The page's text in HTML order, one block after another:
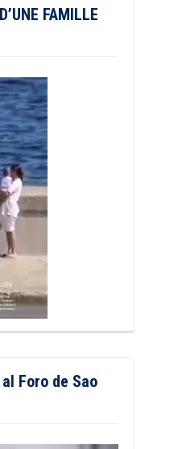
FAMILLE
Foro de Sao